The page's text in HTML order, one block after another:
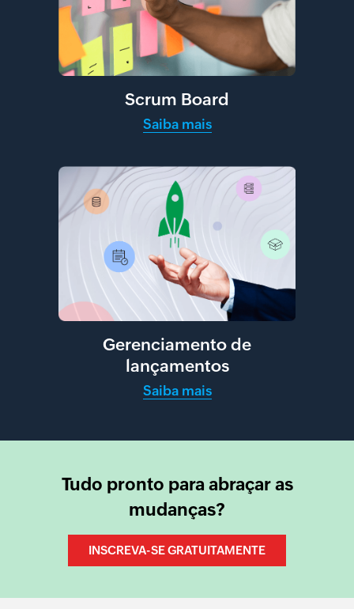
Scrum Board
Saiba mais
Gerenciamento de
lançamentos
Saiba mais
Tudo pronto para abraçar as
mudanças?
INSCREVA-SE GRATUITAMENTE